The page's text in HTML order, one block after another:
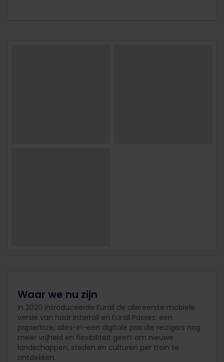
Waar we nu zijn
In 2020 introduceerde Eurail de allereerste mobiele
versie van haar Interrail en Eurail Passes: een
papierloze, alles-in-een digitale pas die reizigers nog
meer vrijheid en flexibiliteit geeft om nieuwe
landschappen, steden en culturen per trein te
ontdekken.